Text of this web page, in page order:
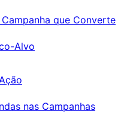
que Converte
Alvo
nas Campanhas